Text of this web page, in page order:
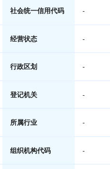
社会统一信用代码 -
经营状态 -
行政区划 -
登记机关 -
所属行业 -
组织机构代码 -